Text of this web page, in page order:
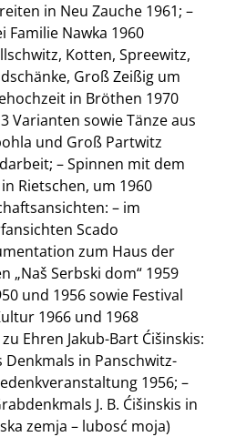
in Neu Zauche 1961; –
Familie Nawka 1960
Kotten, Spreewitz,
Groß Zeißig um
in Bröthen 1970
Varianten sowie Tänze aus
und Groß Partwitz
– Spinnen mit dem
Rietschen, um 1960
– im
Scado
zum Haus der
„Naš Serbski dom“ 1959
und 1956 sowie Festival
1966 und 1968
Ehren Jakub-Bart Ćišinskis:
Denkmals in Panschwitz-
1956; –
J. B. Ćišinskis in
zemja – lubosć moja)